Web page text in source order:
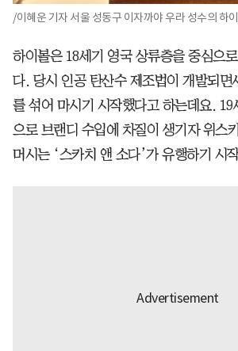
/이혜운 기자 서울 성동구 이자까야 우라 성수의 하
하이볼은 18세기 영국 상류층을 중심으
다. 당시 인공 탄산수 제조법이 개발되면
를 섞어 마시기 시작했다고 하는데요. 19
으로 브랜디 수입에 차질이 생기자 위스
머시는 ‘스카치 앤 소다’가 유행하기 시